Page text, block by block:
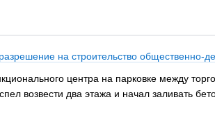
на строительство общественно-
центра на парковке между
возвести два этажа и начал заливать